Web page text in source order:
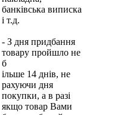
банківська виписка
і т.д.
- З дня придбання
товару пройшло не
б
ільше 14 днів, не
рахуючи дня
покупки, а в разі
якщо товар Вами